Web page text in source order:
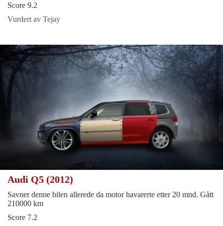
Score 9.2
Vurdert av Tejay
Audi Q5 (2012)
Savner denne bilen allerede da motor havarerte etter 20 mnd. Gått
210000 km
Score 7.2